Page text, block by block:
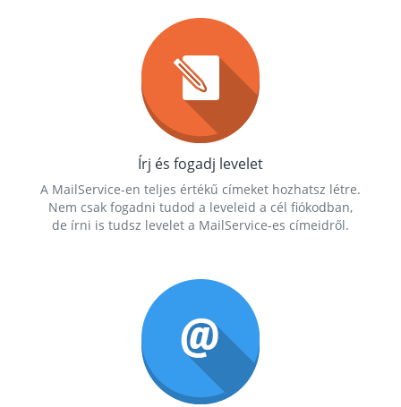
Írj és fogadj levelet
A MailService-en teljes értékű címeket hozhatsz létre.
Nem csak fogadni tudod a leveleid a cél fiókodban,
de írni is tudsz levelet a MailService-es címeidről.